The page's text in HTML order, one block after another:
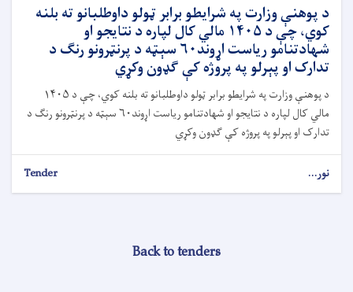
د پوهنې وزارت په شرایطو برابر ټولو داوطلبانو ته بلنه
کوي، چې د ۱۴۰۵ مالي کال لپاره د نتایجو او
شهادتنامو ریاست اړوند۶۰ سېټه د پرنټرونو رنګ د
تدارک او پېرلو په پروژه کې ګډون وکړي
د پوهنې وزارت په شرایطو برابر ټولو داوطلبانو ته بلنه کوي، چې د ۱۴۰۵
مالي کال لپاره د نتایجو او شهادتنامو ریاست اړوند۶۰ سېټه د پرنټرونو رنګ د
تدارک او پېرلو په پروژه کې ګډون وکړي
نور... Tender
Back to tenders